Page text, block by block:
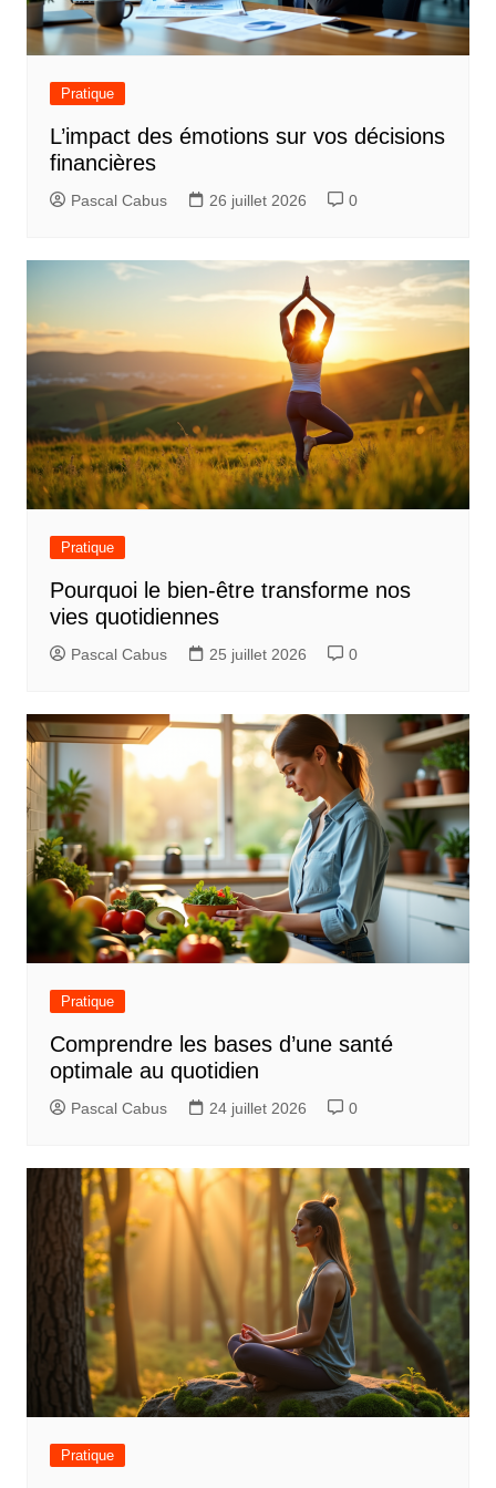
Pratique
L’impact des émotions sur vos décisions
financières
Pascal Cabus 26 juillet 2026 0
Pratique
Pourquoi le bien-être transforme nos
vies quotidiennes
Pascal Cabus 25 juillet 2026 0
Pratique
Comprendre les bases d’une santé
optimale au quotidien
Pascal Cabus 24 juillet 2026 0
Pratique